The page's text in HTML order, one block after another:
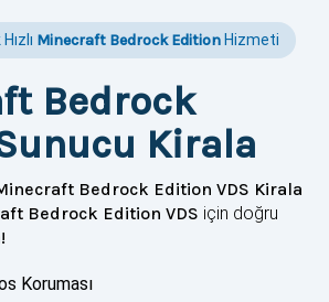
Minecraft Bedrock Edition Hizmeti
Bedrock
Kirala
Bedrock Edition VDS Kirala
Bedrock Edition VDS için doğru
!
Koruması